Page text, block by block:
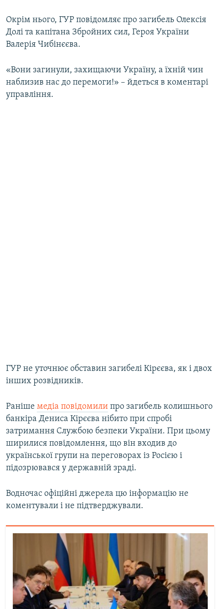
Усі сайти RFE/RL
Окрім нього, ГУР повідомляє про загибель Олексія
Долі та капітана Збройних сил, Героя України
Валерія Чибінєєва.
«Вони загинули, захищаючи Україну, а їхній чин
наблизив нас до перемоги!» – йдеться в коментарі
управління.
ГУР не уточнює обставин загибелі Кірєєва, як і двох
інших розвідників.
Раніше медіа повідомили про загибель колишнього
банкіра Дениса Кірєєва нібито при спробі
затримання Службою безпеки України. При цьому
ширилися повідомлення, що він входив до
української групи на переговорах із Росією і
підозрювався у державній зраді.
Водночас офіційні джерела цю інформацію не
коментували і не підтверджували.